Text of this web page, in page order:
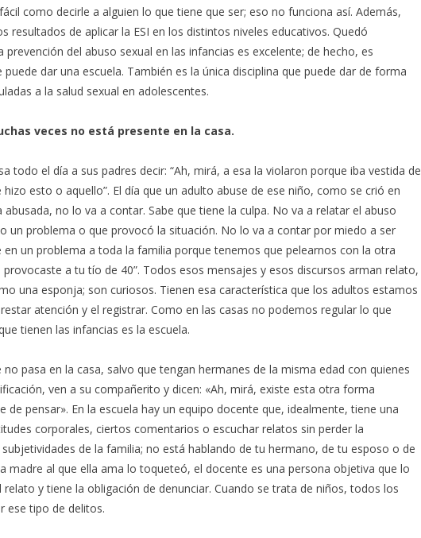
como decirle a alguien lo que tiene que ser; eso no funciona así. Además,
resultados de aplicar la ESI en los distintos niveles educativos. Quedó
del abuso sexual en las infancias es excelente; de hecho, es
dar una escuela. También es la única disciplina que puede dar de forma
a la salud sexual en adolescentes.
veces no está presente en la casa.
todo el día a sus padres decir: “Ah, mirá, a esa la violaron porque iba vestida de
esto o aquello”. El día que un adulto abuse de ese niño, como se crió en
no lo va a contar. Sabe que tiene la culpa. No va a relatar el abuso
un problema o que provocó la situación. No lo va a contar por miedo a ser
un problema a toda la familia porque tenemos que pelearnos con la otra
a tu tío de 40”. Todos esos mensajes y esos discursos arman relato,
una esponja; son curiosos. Tienen esa característica que los adultos estamos
atención y el registrar. Como en las casas no podemos regular lo que
tienen las infancias es la escuela.
pasa en la casa, salvo que tengan hermanes de la misma edad con quienes
ven a su compañerito y dicen: «Ah, mirá, existe esta otra forma
pensar». En la escuela hay un equipo docente que, idealmente, tiene una
corporales, ciertos comentarios o escuchar relatos sin perder la
de la familia; no está hablando de tu hermano, de tu esposo o de
madre al que ella ama lo toqueteó, el docente es una persona objetiva que lo
y tiene la obligación de denunciar. Cuando se trata de niños, todos los
ese tipo de delitos.